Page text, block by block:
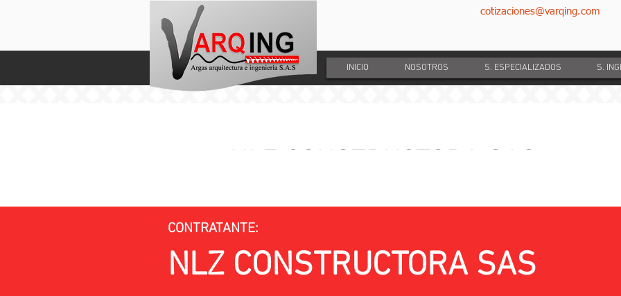
INICIO NOSOTROS S. ESPECIALIZADOS S.
cotizaciones@varqing.com
Obras civiles para construccion de tunel, mediante
horizontal, Turbaco - Bolivar. L=60m
EMPRESA
CONTRATANTE:
NLZ CONSTRUCTORA SAS